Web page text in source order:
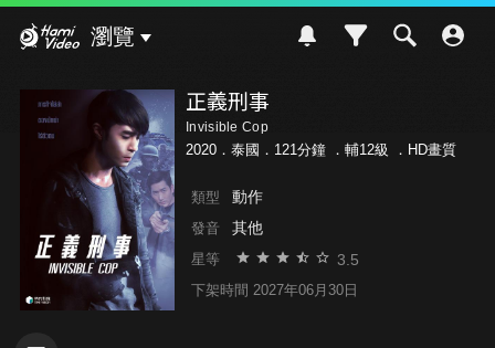
瀏覽
正義刑事
Invisible Cop
2020．泰國．121分鐘 ． 輔12級 ．HD畫質
類型 動作
發音 其他
星等 3.5
下架時間 2027年06月30日